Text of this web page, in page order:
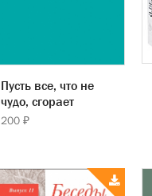
Пусть все, что не
чудо, сгорает
200 ₽